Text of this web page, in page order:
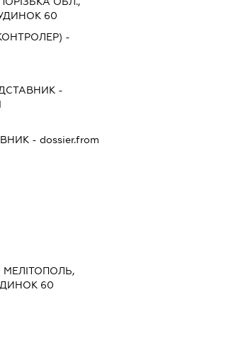
60
-
-
- dossier.from
МЕЛІТОПОЛЬ,
60